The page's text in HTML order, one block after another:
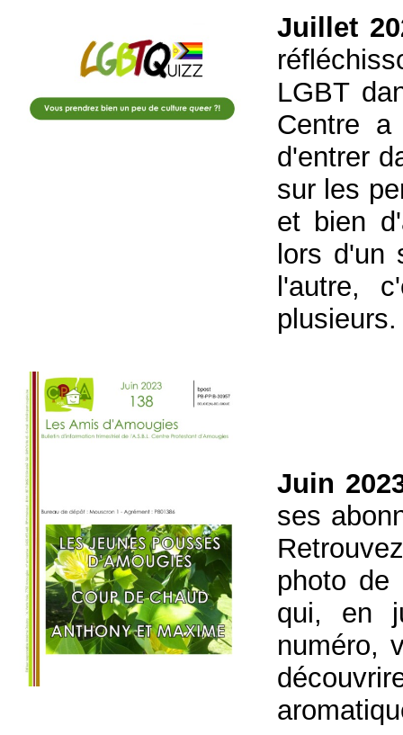
Juillet
LGBT
Centre
d'entrer
sur les
et bien
lors d'un
l'autre,
plusieurs.
Juin
ses
photo de
qui, en
numéro,